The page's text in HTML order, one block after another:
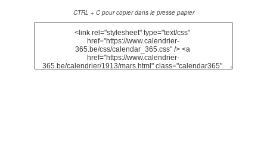
CTRL + C pour copier dans le presse papier